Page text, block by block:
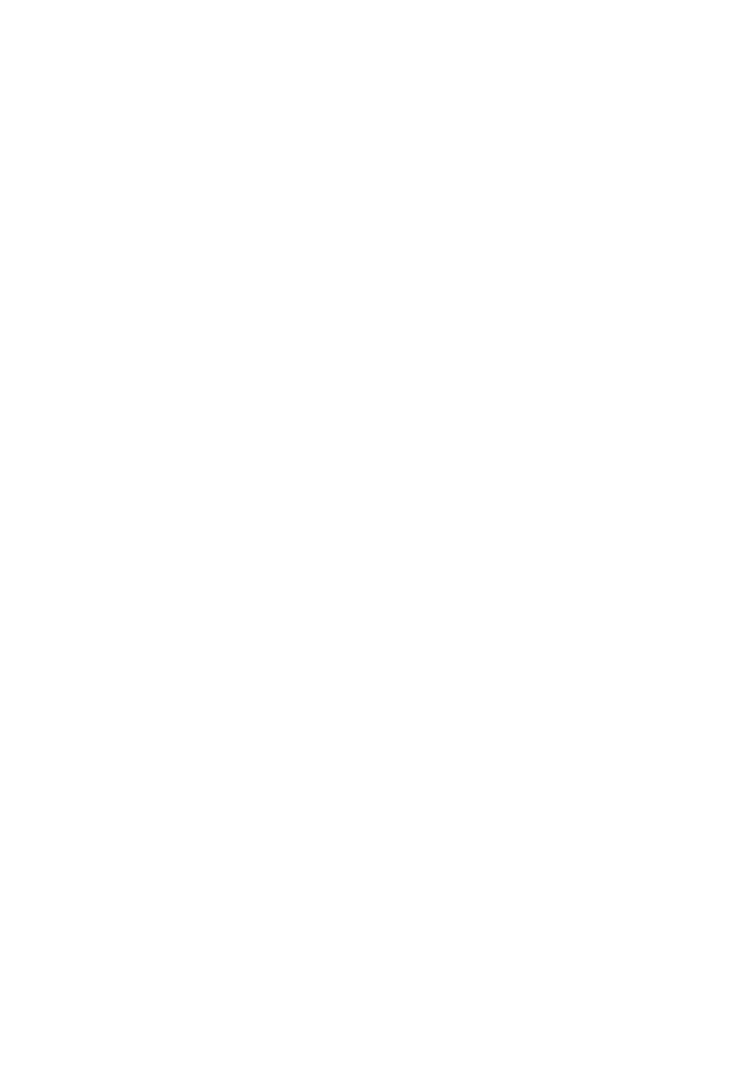
recepce (přihlášení je možné od 14:00 hodin, odhlášení do 12:00 hodin), sejf (zdarma),
hostům k dispozici zdarma. Dále má hotel konferenční prostor s celkem 200 sedadly a
vstup. Concierge služba je zdarma. Úklid pokojů, pokojový servis, služba praní prádla,
slunečníky a lehátka (zdarma). Bar u bazénu nabízí hostům osvěžující nápoje. (otevřeno od
obědy a večeře pouze ve vybraných restauracích. All inclusive: snídaně, obědy a večeře.
11:30 hod.), rychlé občerstvení (10:30 - 11:30 hod.), nápoj na uvítanou, internet zdarma a
šipky (zdarma), kulečník (zdarma), minigolf, basketbal a fotbal. V bezprostřední blízkosti
dětí: animační program pro děti a školka.
na místních klimatických podmínkách. Jazyky: angličtina. Kreditní karty: American Express a
vlastním sociálním zařízením a koupelnou se sprchou či vanou. Pokoje disponují také
V každém pokoji je dostupné WiFi připojení